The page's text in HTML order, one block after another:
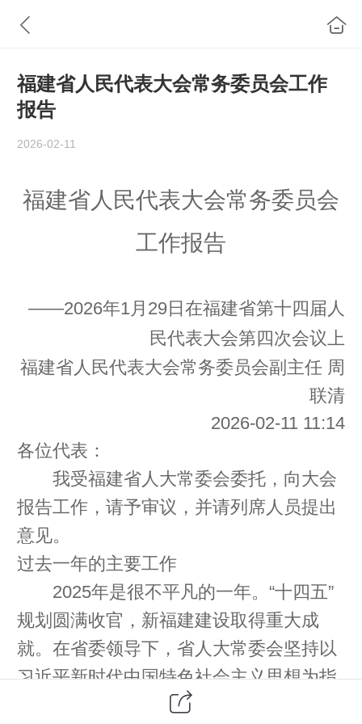
福建省人民代表大会常务委员会工作
报告
2026-02-11
福建省人民代表大会常务委员会
工作报告
——2026年1月29日在福建省第十四届人
民代表大会第四次会议上
福建省人民代表大会常务委员会副主任 周
联清
2026-02-11 11:14
各位代表：
我受福建省人大常委会委托，向大会
报告工作，请予审议，并请列席人员提出
意见。
过去一年的主要工作
2025年是很不平凡的一年。“十四五”
规划圆满收官，新福建建设取得重大成
就。在省委领导下，省人大常委会坚持以
习近平新时代中国特色社会主义思想为指
导，全面贯彻党的二十大和二十届历次全